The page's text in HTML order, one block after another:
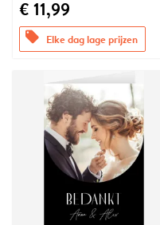
€ 11,99
offers Elke dag lage prijzen